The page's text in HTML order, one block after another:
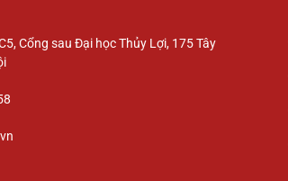
Cổng sau Đại học Thủy Lợi, 175 Tây